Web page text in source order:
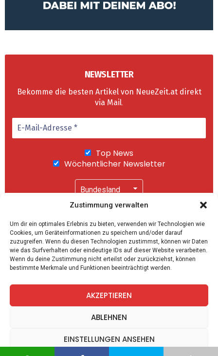
Zustimmung verwalten
Um dir ein optimales Erlebnis zu bieten, verwenden wir Technologien wie
Cookies, um Geräteinformationen zu speichern und/oder darauf
zuzugreifen. Wenn du diesen Technologien zustimmst, können wir Daten
wie das Surfverhalten oder eindeutige IDs auf dieser Website verarbeiten.
Wenn du deine Zustimmung nicht erteilst oder zurückziehst, können
bestimmte Merkmale und Funktionen beeinträchtigt werden.
AKZEPTIEREN
ABLEHNEN
EINSTELLUNGEN ANSEHEN
NEWSLETTER
Bekomme die besten Artikel von NeueZeit.at direkt
via Mail.
Top News
Wöchentlicher Newsletter
"Abonnieren" akzeptierst Du unsere
Datenschutzerklärung.
twitter